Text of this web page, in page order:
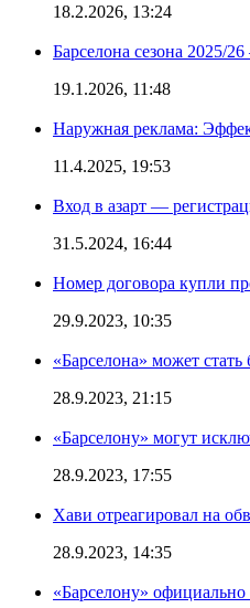
18.2.2026, 13:24
Барселона сезона 2025/
19.1.2026, 11:48
Наружная реклама:
11.4.2025, 19:53
Вход в азарт —
31.5.2024, 16:44
Номер договора купли
29.9.2023, 10:35
«Барселона» может
28.9.2023, 21:15
«Барселону» могут
28.9.2023, 17:55
Хави отреагировал на
28.9.2023, 14:35
«Барселону»